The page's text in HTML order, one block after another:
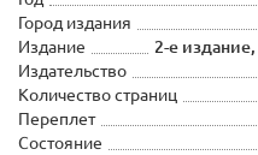
Город издания
Издание
2-е
Издательство
Количество страниц
Переплет
Состояние